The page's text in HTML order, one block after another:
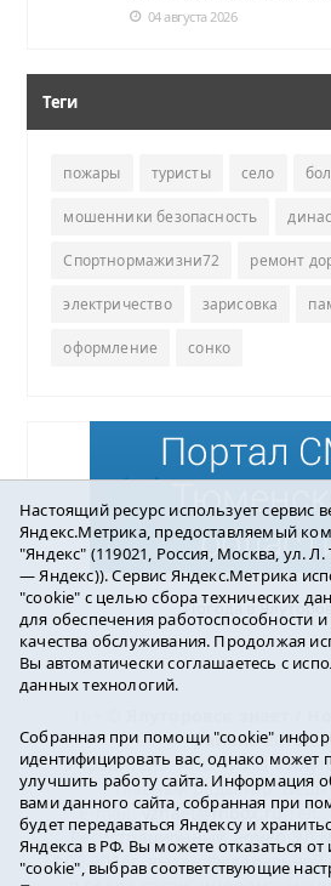
04 августа 2026
Теги
пожары туристы село
мошенники безопасность
Спортнормажизни72 ремонт
электричество зарисовка
оформление сонко
Погода в
района2016-
Учредитель: АНО «ИИЦ «
Главный редактор:
E-mail:yznaet@inbox.ruТел.:
Регистрационный номер ЭЛ
24.02.2016г. выдан Федеральной
Настоящий ресурс использует сервис
Яндекс.Метрика, предоставляемый
"Яндекс" (119021, Россия, Москва, ул. Л.
— Яндекс)). Сервис Яндекс.Метрика
"cookie" с целью сбора технических
для обеспечения работоспособности
качества обслуживания. Продолжая
Вы автоматически соглашаетесь с
данных технологий.
Собранная при помощи "cookie"
идентифицировать вас, однако может
улучшить работу сайта. Информация
вами данного сайта, собранная при
будет передаваться Яндексу и
Яндекса в РФ. Вы можете отказаться
"cookie", выбрав соответствующие